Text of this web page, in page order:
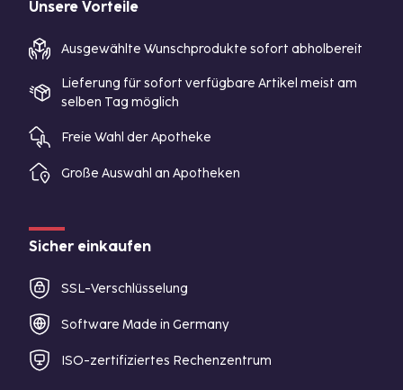
Unsere Vorteile
Ausgewählte Wunschprodukte sofort abholbereit
Lieferung für sofort verfügbare Artikel meist am
selben Tag möglich
Freie Wahl der Apotheke
Große Auswahl an Apotheken
Sicher einkaufen
SSL-Verschlüsselung
Software Made in Germany
ISO-zertifiziertes Rechenzentrum